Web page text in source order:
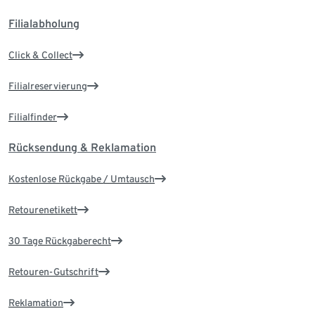
Filialabholung
Click & Collect
Filialreservierung
Filialfinder
Rücksendung & Reklamation
Kostenlose Rückgabe / Umtausch
Retourenetikett
30 Tage Rückgaberecht
Retouren-Gutschrift
Reklamation